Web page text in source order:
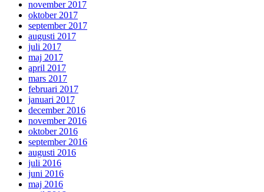
november 2017
oktober 2017
september 2017
augusti 2017
juli 2017
maj 2017
april 2017
mars 2017
februari 2017
januari 2017
december 2016
november 2016
oktober 2016
september 2016
augusti 2016
juli 2016
juni 2016
maj 2016